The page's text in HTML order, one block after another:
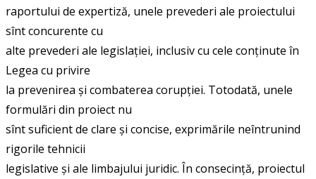
raportului de expertiză, unele prevederi ale proiectului
sînt concurente cu
alte prevederi ale legislației, inclusiv cu cele conținute în
Legea cu privire
la prevenirea și combaterea corupției. Totodată, unele
formulări din proiect nu
sînt suficient de clare și concise, exprimările neîntrunind
rigorile tehnicii
legislative și ale limbajului juridic. În consecință, proiectul